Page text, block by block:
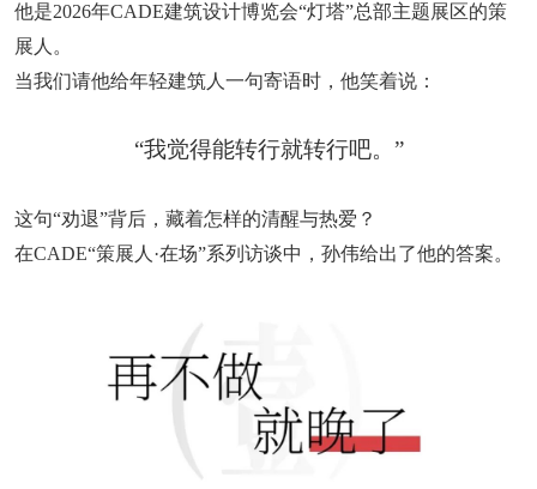
他是2026年CADE建筑设计博览会“灯塔”总部主题展区的策
展人。
当我们请他给年轻建筑人一句寄语时，他笑着说：
“我觉得能转行就转行吧。”
这句“劝退”背后，藏着怎样的清醒与热爱？
在CADE“策展人·在场”系列访谈中，孙伟给出了他的答案。